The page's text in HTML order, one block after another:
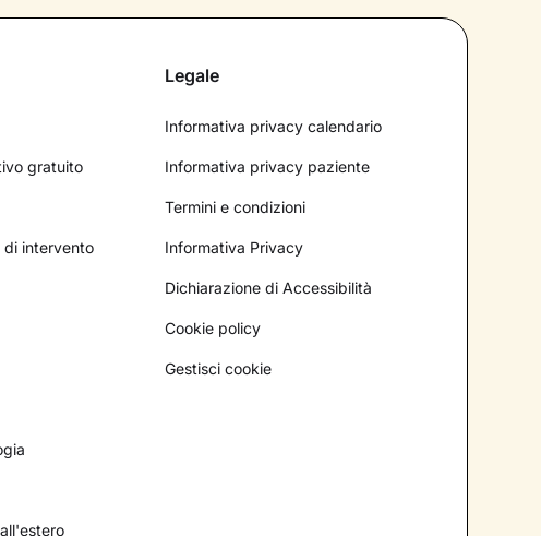
gratuito
di intervento
Legale
Informativa privacy calendario
Informativa privacy paziente
Termini e condizioni
Informativa Privacy
Dichiarazione di Accessibilità
Cookie policy
Gestisci cookie